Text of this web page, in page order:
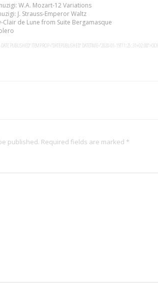
W.A. Mozart-12 Variations
J. Strauss-Emperor Waltz
Clair de Lune from Suite Bergamasque
DATE PUBLISHED" ITEMPROP="DATEPUBLISHED" DATETIME="2020-01-
published. Required fields are marked *